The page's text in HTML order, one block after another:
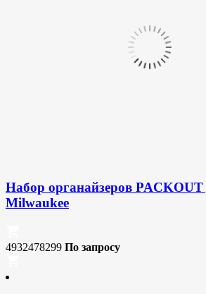
Набор органайзеров PACKOUT
Milwaukee
4932478299 По запросу